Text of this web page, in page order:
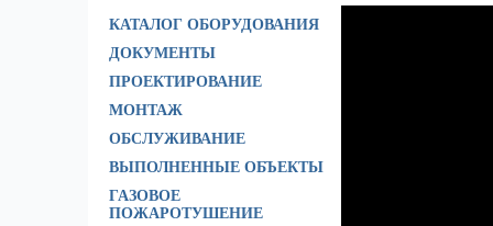
КАТАЛОГ ОБОРУДОВАНИЯ
ДОКУМЕНТЫ
ПРОЕКТИРОВАНИЕ
МОНТАЖ
ОБСЛУЖИВАНИЕ
ВЫПОЛНЕННЫЕ ОБЪЕКТЫ
ГАЗОВОЕ
ПОЖАРОТУШЕНИЕ